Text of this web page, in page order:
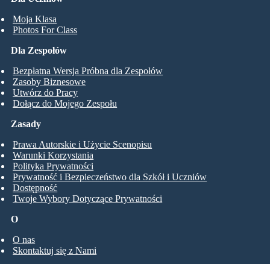
Moja Klasa
Photos For Class
Dla Zespołów
Bezpłatna Wersja Próbna dla Zespołów
Zasoby Biznesowe
Utwórz do Pracy
Dołącz do Mojego Zespołu
O
O nas
Skontaktuj się z Nami
Zasady
Prawa Autorskie i Użycie Scenopisu
Warunki Korzystania
Polityka Prywatności
Prywatność i Bezpieczeństwo dla Szkół i Uczniów
Dostępność
Twoje Wybory Dotyczące Prywatności